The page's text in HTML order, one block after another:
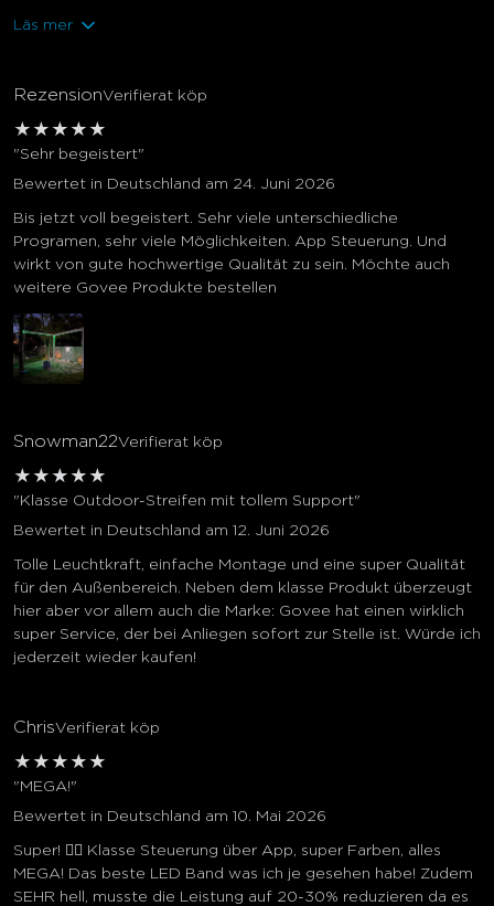
Läs mer
RezensionVerifierat köp
★ ★ ★ ★ ★
"Sehr begeistert"
Bewertet in Deutschland am 24. Juni 2026
Bis jetzt voll begeistert. Sehr viele unterschiedliche
Programen, sehr viele Möglichkeiten. App Steuerung. Und
wirkt von gute hochwertige Qualität zu sein. Möchte auch
weitere Govee Produkte bestellen
Snowman22Verifierat köp
★ ★ ★ ★ ★
"Klasse Outdoor-Streifen mit tollem Support"
Bewertet in Deutschland am 12. Juni 2026
Tolle Leuchtkraft, einfache Montage und eine super Qualität
für den Außenbereich. Neben dem klasse Produkt überzeugt
hier aber vor allem auch die Marke: Govee hat einen wirklich
super Service, der bei Anliegen sofort zur Stelle ist. Würde ich
jederzeit wieder kaufen!
ChrisVerifierat köp
★ ★ ★ ★ ★
"MEGA!"
Bewertet in Deutschland am 10. Mai 2026
Super! 👍🏼 Klasse Steuerung über App, super Farben, alles
MEGA! Das beste LED Band was ich je gesehen habe! Zudem
SEHR hell, musste die Leistung auf 20-30% reduzieren da es